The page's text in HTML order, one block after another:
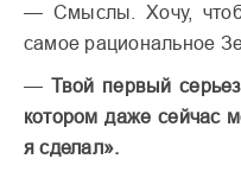
— Смыслы. Хочу,
самое рациональное
— Твой первый
котором даже сейчас
я сделал».